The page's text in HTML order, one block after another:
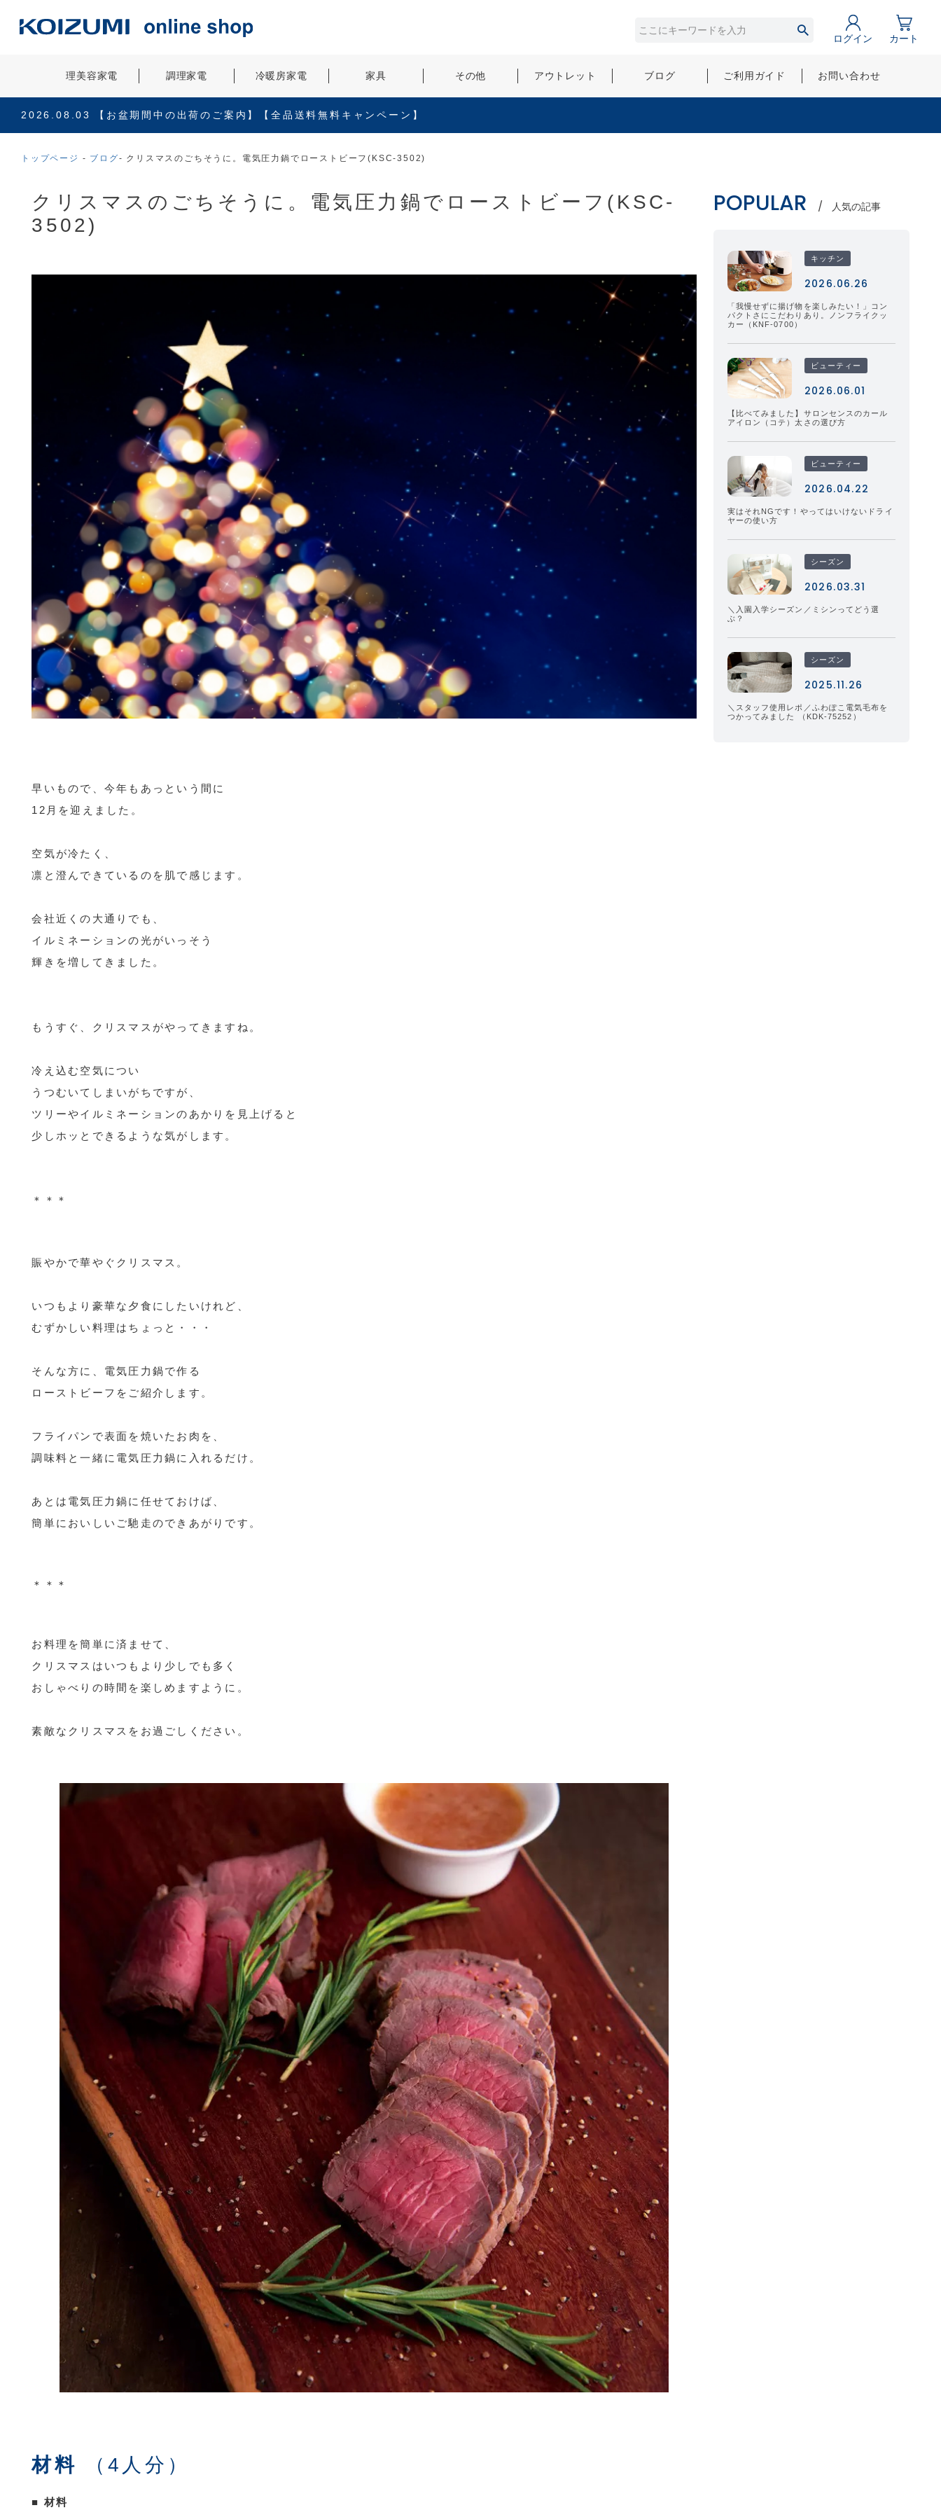
ログイン カート
理美容家電 調理家電 冷暖房家電 家具 その他 アウトレット ブログ ご利用ガイド お問い合わせ
2026.08.03 【お盆期間中の出荷のご案内】【全品送料無料キャンペーン】
トップページ ブログ クリスマスのごちそうに。電気圧力鍋でローストビーフ(KSC-3502)
クリスマスのごちそうに。電気圧力鍋でローストビーフ(KSC-
3502)
早いもので、今年もあっという間に
12月を迎えました。
空気が冷たく、
凛と澄んできているのを肌で感じます。
会社近くの大通りでも、
イルミネーションの光がいっそう
輝きを増してきました。
もうすぐ、クリスマスがやってきますね。
冷え込む空気につい
うつむいてしまいがちですが、
ツリーやイルミネーションのあかりを見上げると
少しホッとできるような気がします。
＊＊＊
賑やかで華やぐクリスマス。
いつもより豪華な夕食にしたいけれど、
むずかしい料理はちょっと・・・
そんな方に、電気圧力鍋で作る
ローストビーフをご紹介します。
フライパンで表面を焼いたお肉を、
調味料と一緒に電気圧力鍋に入れるだけ。
あとは電気圧力鍋に任せておけば、
簡単においしいご馳走のできあがりです。
＊＊＊
お料理を簡単に済ませて、
クリスマスはいつもより少しでも多く
おしゃべりの時間を楽しめますように。
素敵なクリスマスをお過ごしください。
材料 （4人分）
■ 材料
POPULAR 人気の記事
キッチン
2026.06.26
「我慢せずに揚げ物を楽しみたい！」コン
パクトさにこだわりあり。ノンフライクッ
カー（KNF-0700）
ビューティー
2026.06.01
【比べてみました】サロンセンスのカール
アイロン（コテ）太さの選び方
ビューティー
2026.04.22
実はそれNGです！やってはいけないドライ
ヤーの使い方
シーズン
2026.03.31
＼入園入学シーズン／ミシンってどう選
ぶ？
シーズン
2025.11.26
＼スタッフ使用レポ／ふわぽこ電気毛布を
つかってみました （KDK-75252）